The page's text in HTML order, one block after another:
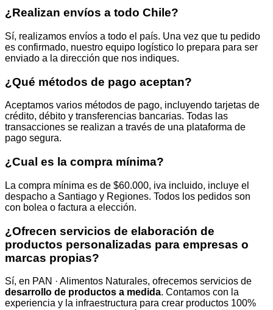
¿Realizan envíos a todo Chile?
Sí, realizamos envíos a todo el país. Una vez que tu pedido
es confirmado, nuestro equipo logístico lo prepara para ser
enviado a la dirección que nos indiques.
¿Qué métodos de pago aceptan?
Aceptamos varios métodos de pago, incluyendo tarjetas de
crédito, débito y transferencias bancarias. Todas las
transacciones se realizan a través de una plataforma de
pago segura.
¿Cual es la compra mínima?
La compra mínima es de $60.000, iva incluido, incluye el
despacho a Santiago y Regiones. Todos los pedidos son
con bolea o factura a elección.
¿Ofrecen servicios de elaboración de
productos personalizadas para empresas o
marcas propias?
Sí, en PAN · Alimentos Naturales, ofrecemos servicios de
desarrollo de productos a medida. Contamos con la
experiencia y la infraestructura para crear productos 100%